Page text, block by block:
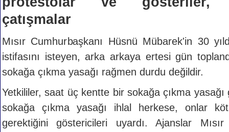
çatışmalar
Mısır Cumhurbaşkanı Hüsnü Mübarek'in 30
istifasını isteyen, arka arkaya ertesi gün
sokağa çıkma yasağı rağmen durdu değildir.
Yetkililer, saat üç kentte bir sokağa çıkma
sokağa çıkma yasağı ihlal herkese, onlar
gerektiğini göstericileri uyardı. Ajanslar